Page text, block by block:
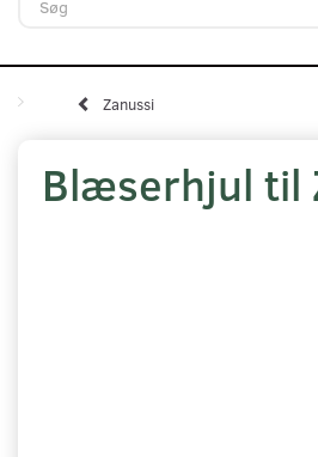
Zanussi
Blæserhjul til